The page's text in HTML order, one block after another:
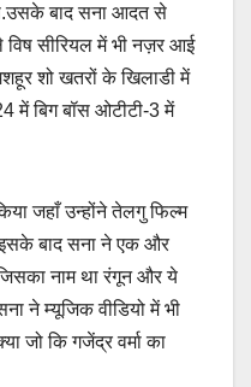
बाद सना आदत से
सीरियल में भी नज़र आई
शो खतरों के खिलाडी में
में बिग बॉस ओटीटी-3 में
जहाँ उन्होंने तेलगु फिल्म
बाद सना ने एक और
नाम था रंगून और ये
ने म्यूजिक वीडियो में भी
जो कि गजेंद्र वर्मा का